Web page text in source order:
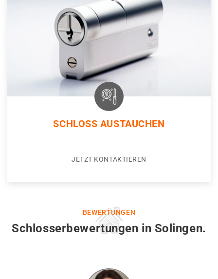
SCHLOSS AUSTAUCHEN
JETZT KONTAKTIEREN
BEWERTUNGEN
Schlosserbewertungen in Solingen.